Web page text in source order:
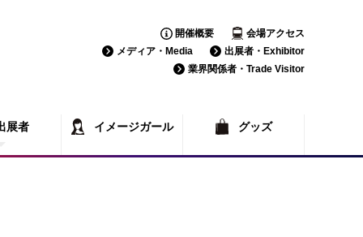
開催概要
会場アクセス
メディア・Media
出展者・Exhibitor
業界関係者・Trade Visitor
展者
覧
イメージガール グッズ